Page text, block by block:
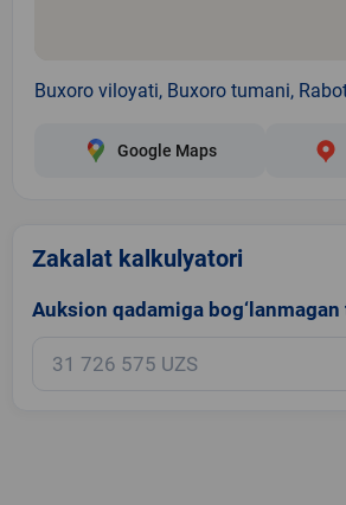
Buxoro viloyati, Buxoro tumani,
Google Maps
Zakalat kalkulyatori
Auksion qadamiga